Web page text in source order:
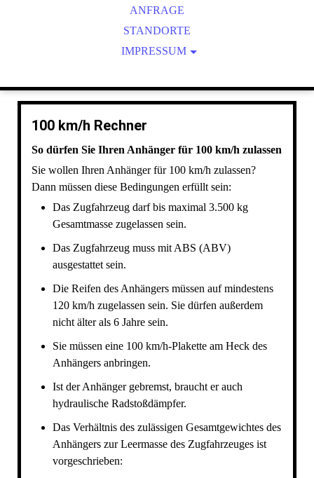
BMA BORDWANDAUFSÄTZE
BMA AUFFAHRSCHIENEN
BMA STAUBOXEN
BMA KÜHLI | ICE
100KM/H RECHNER
ANHÄNGELAST
REIFENDRUCK & ANZUGSDREHMOMENT
KUPPLUNGSHÖHE
STÜTZLAST
BMA GARANTIEVERLÄNGERUNG
KFZ STEUER RECHNER
GEWÄHRLEISTUNGSANTRAG
UVV-PRÜFUNG
ANFRAGE
STANDORTE
IMPRESSUM
DATENSCHUTZ
100 km/h Rechner
So dürfen Sie Ihren Anhänger für 100 km/h zulassen
Sie wollen Ihren Anhänger für 100 km/h zulassen?
Dann müssen diese Bedingungen erfüllt sein:
Das Zugfahrzeug darf bis maximal 3.500 kg
Gesamtmasse zugelassen sein.
Das Zugfahrzeug muss mit ABS (ABV)
ausgestattet sein.
Die Reifen des Anhängers müssen auf mindestens
120 km/h zugelassen sein. Sie dürfen außerdem
nicht älter als 6 Jahre sein.
Sie müssen eine 100 km/h-Plakette am Heck des
Anhängers anbringen.
Ist der Anhänger gebremst, braucht er auch
hydraulische Radstoßdämpfer.
Das Verhältnis des zulässigen Gesamtgewichtes des
Anhängers zur Leermasse des Zugfahrzeuges ist
vorgeschrieben: